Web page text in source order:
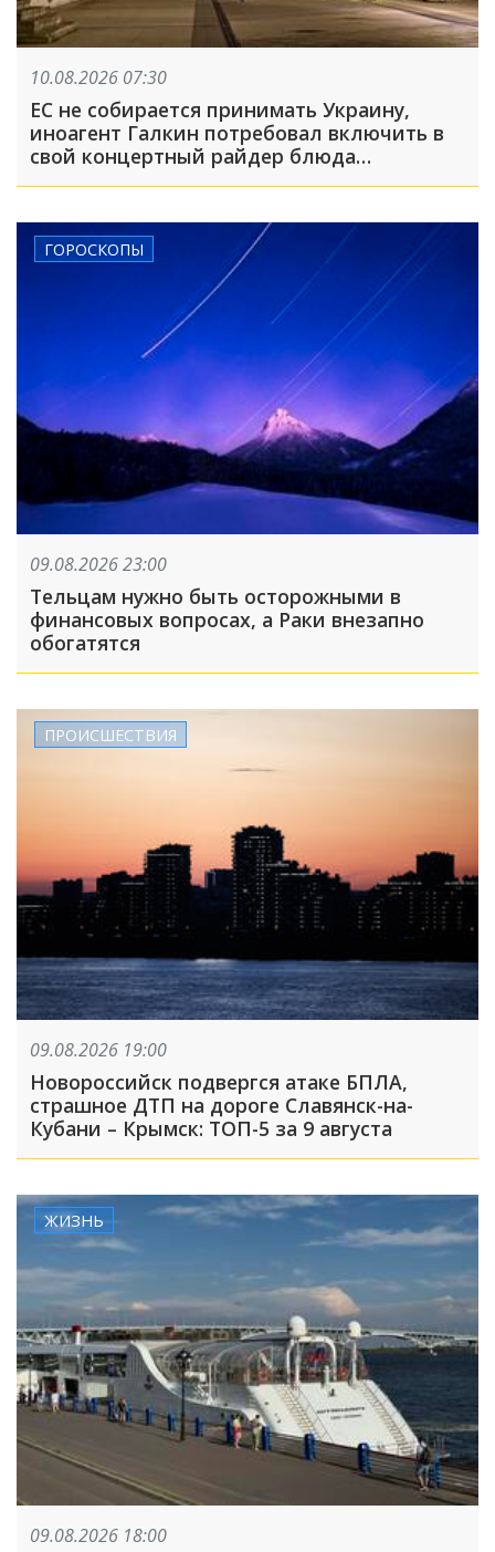
10.08.2026 07:30
ЕС не собирается принимать Украину,
иноагент Галкин потребовал включить в
свой концертный райдер блюда
национальной русской кухни: что
ГОРОСКОПЫ
09.08.2026 23:00
Тельцам нужно быть осторожными в
финансовых вопросах, а Раки внезапно
обогатятся
ПРОИСШЕСТВИЯ
09.08.2026 19:00
Новороссийск подвергся атаке БПЛА,
страшное ДТП на дороге Славянск-на-
Кубани – Крымск: ТОП-5 за 9 августа
ЖИЗНЬ
09.08.2026 18:00